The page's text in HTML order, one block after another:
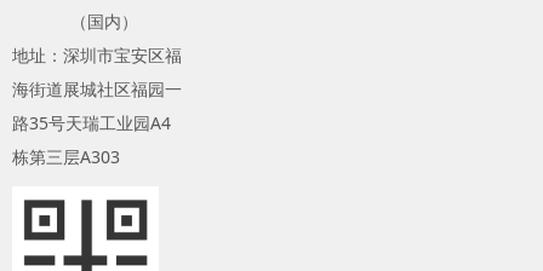
（国内）
地址：深圳市宝安区福
海街道展城社区福园一
路35号天瑞工业园A4
栋第三层A303